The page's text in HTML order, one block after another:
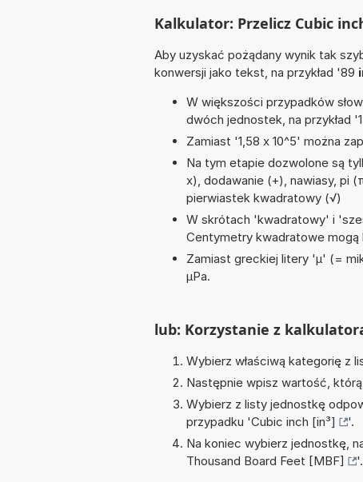
Kalkulator: Przelicz Cubic
Aby uzyskać pożądany wynik tak
konwersji jako tekst, na przykład '89
W większości przypadków
dwóch jednostek, na przykład '1
Zamiast '1,58 x 10^5' można
Na tym etapie dozwolone są
x), dodawanie (+), nawiasy, pi
pierwiastek kwadratowy (√)
W skrótach 'kwadratowy' i
Centymetry kwadratowe mogą
Zamiast greckiej litery 'µ' (=
µPa.
lub: Korzystanie z
Wybierz właściwą kategorię z
Następnie wpisz wartość,
Wybierz z listy jednostkę
przypadku 'Cubic inch [in³]
'.
Na koniec wybierz jednostkę,
Thousand Board Feet [MBF]
'.